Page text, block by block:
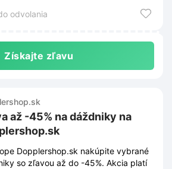
odvolania
Získajte zľavu
až -45% na dáždniky na
Dopplershop.sk nakúpite vybrané
so zľavou až do -45%. Akcia platí